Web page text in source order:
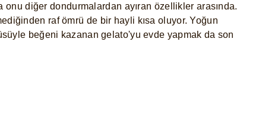
diğer dondurmalardan ayıran özellikler arasında.
raf ömrü de bir hayli kısa oluyor. Yoğun
beğeni kazanan gelato'yu evde yapmak da son